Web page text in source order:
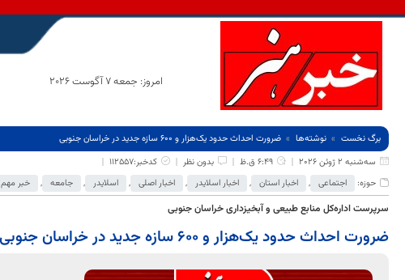
امروز: جمعه 7 آگوست 2026
برگ نخست نوشته‌ها
ضرورت احداث حدود یک‌هزار و ۶۰۰ سازه جدید در خراسان جنوبی
سه‌شنبه 2 ژوئن 2026
6:49 ق.ظ بدون نظر
کدخبر:112557
حوزه:
اجتماعی , اخبار استان , اخبار اسلایدر , اخبار اصلی , اسلایدر , جامعه , خبر مهم
سرپرست اداره‌کل منابع طبیعی و آبخیزداری خراسان جنوبی
ضرورت احداث حدود یک‌هزار و ۶۰۰ سازه جدید در خراسان جنوبی